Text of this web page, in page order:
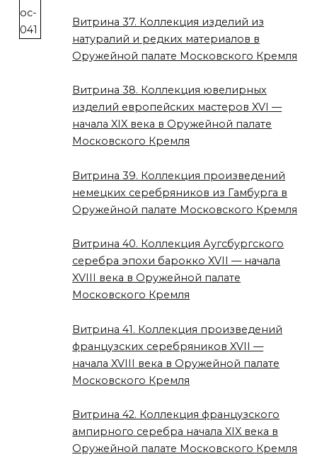
Витрина 37. Коллекция изделий из
натуралий и редких материалов в
Оружейной палате Московского Кремля
Витрина 38. Коллекция ювелирных
изделий европейских мастеров XVI —
начала XIX века в Оружейной палате
Московского Кремля
Витрина 39. Коллекция произведений
немецких серебряников из Гамбурга в
Оружейной палате Московского Кремля
Витрина 40. Коллекция Аугсбургского
серебра эпохи барокко XVII — начала
XVIII века в Оружейной палате
Московского Кремля
Витрина 41. Коллекция произведений
французских серебряников XVII —
начала XVIII века в Оружейной палате
Московского Кремля
Витрина 42. Коллекция французского
ампирного серебра начала XIX века в
Оружейной палате Московского Кремля